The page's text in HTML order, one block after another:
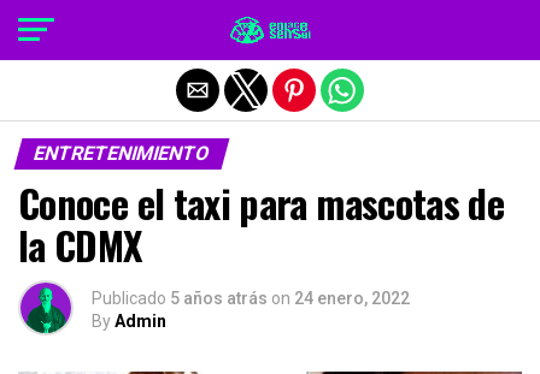
ENTRETENIMIENTO
Conoce el taxi para mascotas de
la CDMX
Publicado 5 años atrás on 24 enero, 2022
ByAdmin
Salir de la versión móvil